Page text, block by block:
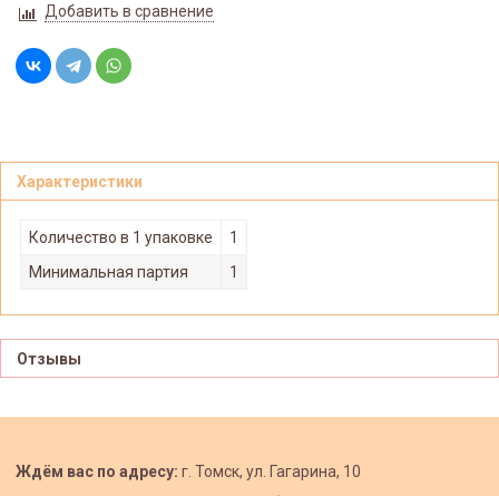
Добавить в сравнение
Характеристики
Количество в 1 упаковке
1
Минимальная партия
1
Отзывы
Ждём вас по адресу: г. Томск, ул. Гагарина, 10